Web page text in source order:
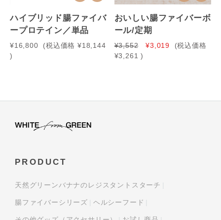
ハイブリッド腸ファイバ
ープロテイン／単品
¥16,800 (税込価格 ¥18,144
)
おいしい腸ファイバーボ
ール/定期
¥3,552 ¥3,019
(税込価格
¥3,261 )
PRODUCT
天然グリーンバナナのレジスタントスターチ
腸ファイバーシリーズ ヘルシーフード